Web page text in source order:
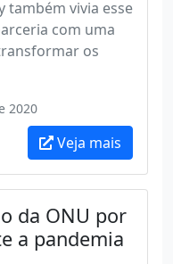
também vivia esse
com uma
os
2020
Veja mais
da ONU por
a pandemia